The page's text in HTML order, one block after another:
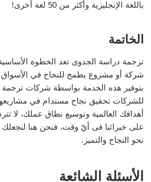
باللغة الإنجليزية وأكثر من 50 لغة أخرى!
الخاتمة
ترجمة دراسة الجدوى تعد الخطوة
شركة أو مشروع يطمح للنجاح في الأسواق
بتوفير هذه الخدمة بواسطة شركات ترجمة
للشركات تحقيق نجاح مستدام في
أهدافك العالمية وتوسيع نطاق عملك، لا
على خبرائنا فى أيّ وقت، فنحن هنا لنجعلك
نحو النجاح والتميز.
الأسئلة الشائعة